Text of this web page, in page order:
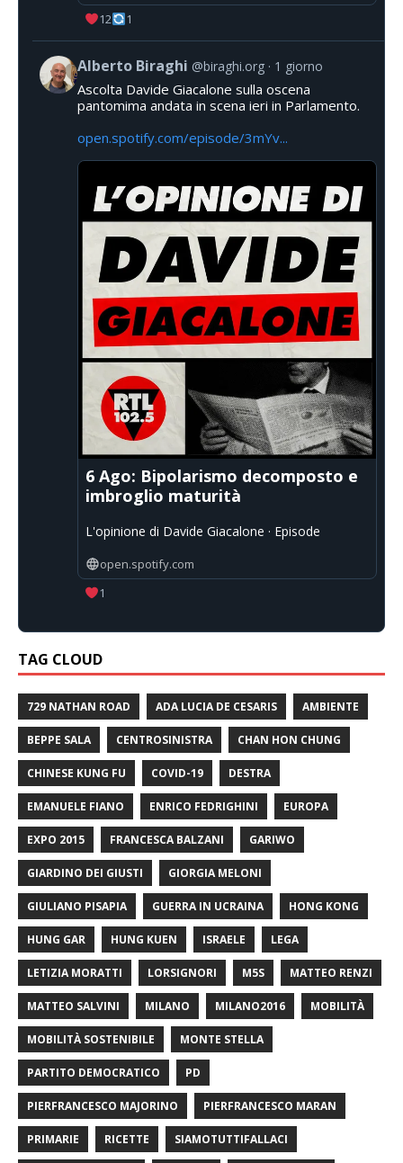
12
1
Alberto Biraghi @biraghi.org 1 giorno
Ascolta Davide Giacalone sulla oscena
pantomima andata in scena ieri in Parlamento.
open.spotify.com/episode/3mYv...
6 Ago: Bipolarismo decomposto e
imbroglio maturità
L'opinione di Davide Giacalone · Episode
open.spotify.com
1
TAG CLOUD
729 NATHAN ROAD ADA LUCIA DE CESARIS AMBIENTE
BEPPE SALA CENTROSINISTRA CHAN HON CHUNG
CHINESE KUNG FU COVID-19 DESTRA
EMANUELE FIANO ENRICO FEDRIGHINI EUROPA
EXPO 2015 FRANCESCA BALZANI GARIWO
GIARDINO DEI GIUSTI GIORGIA MELONI
GIULIANO PISAPIA GUERRA IN UCRAINA HONG KONG
HUNG GAR HUNG KUEN ISRAELE LEGA
LETIZIA MORATTI LORSIGNORI M5S MATTEO RENZI
MATTEO SALVINI MILANO MILANO2016 MOBILITÀ
MOBILITÀ SOSTENIBILE MONTE STELLA
PARTITO DEMOCRATICO PD
PIERFRANCESCO MAJORINO PIERFRANCESCO MARAN
PRIMARIE RICETTE SIAMOTUTTIFALLACI